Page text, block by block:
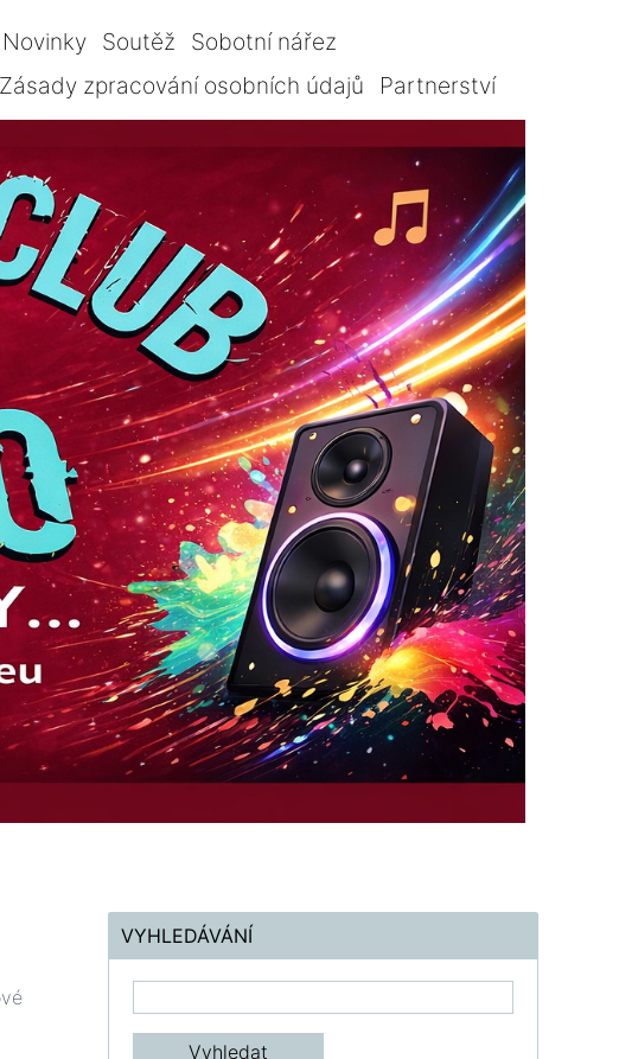
Novinky Soutěž
Sobotní nářez
Zásady zpracování osobních údajů Partnerství
VYHLEDÁVÁNÍ